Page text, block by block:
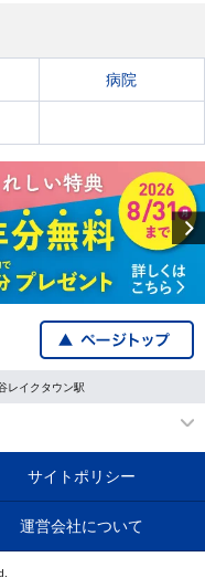
病院
レイクタウン駅
サイトポリシー
運営会社について